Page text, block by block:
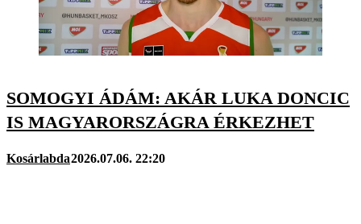
SOMOGYI ÁDÁM: AKÁR LUKA DONCIC
IS MAGYARORSZÁGRA ÉRKEZHET
Kosárlabda2026.07.06. 22:20